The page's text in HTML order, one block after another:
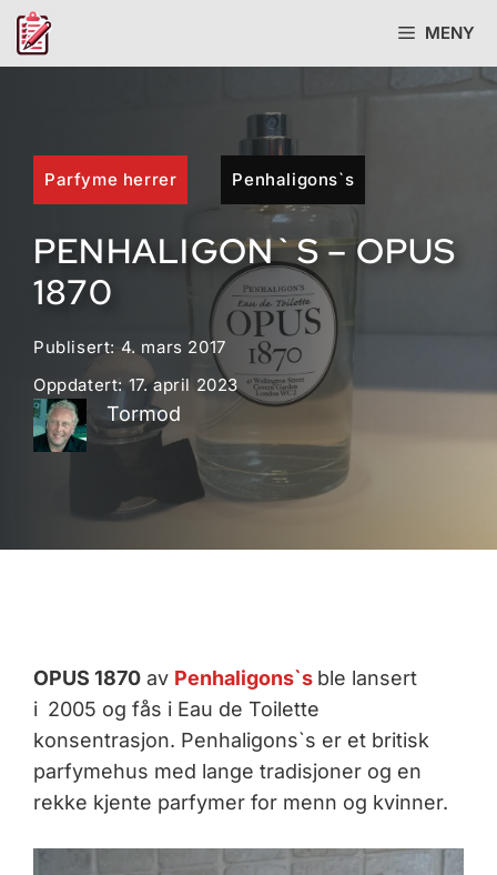
Hopp
MENY
Parfyme herrer Penhaligons`s
PENHALIGON`S – OPUS
1870
Publisert: 4. mars 2017
Oppdatert: 17. april 2023
Tormod
OPUS 1870av Penhaligons`s ble lansert
i 2005 og fås i Eau de Toilette
konsentrasjon. Penhaligons`s er et britisk
parfymehus med lange tradisjoner og en
rekke kjente parfymer for menn og kvinner.